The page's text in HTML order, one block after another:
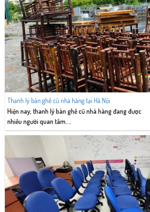
Thanh lý bàn ghế cũ nhà hàng tại Hà Nội
Hiện nay, thanh lý bàn ghế cũ nhà hàng đang được
nhiều người quan tâm....